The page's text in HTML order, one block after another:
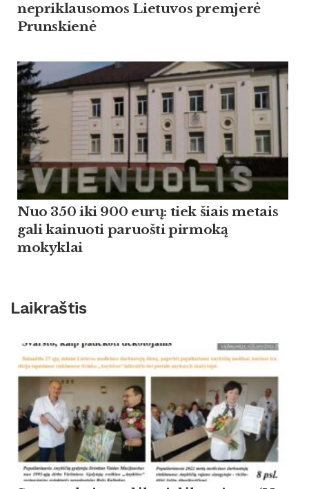
nepriklausomos Lietuvos premjerė
Prunskienė
Nuo 350 iki 900 eurų: tiek šiais metais
gali kainuoti paruošti pirmoką
mokyklai
Laikraštis